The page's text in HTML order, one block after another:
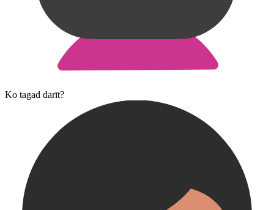
Ko tagad darīt?